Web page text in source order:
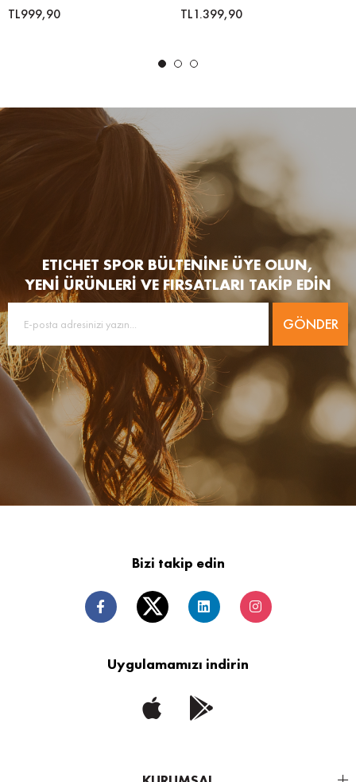
TL999,90
TL1.399,90
ETICHET SPOR BÜLTENİNE ÜYE OLUN,
YENİ ÜRÜNLERİ VE FIRSATLARI TAKİP EDİN
GÖNDER
Bizi takip edin
Uygulamamızı indirin